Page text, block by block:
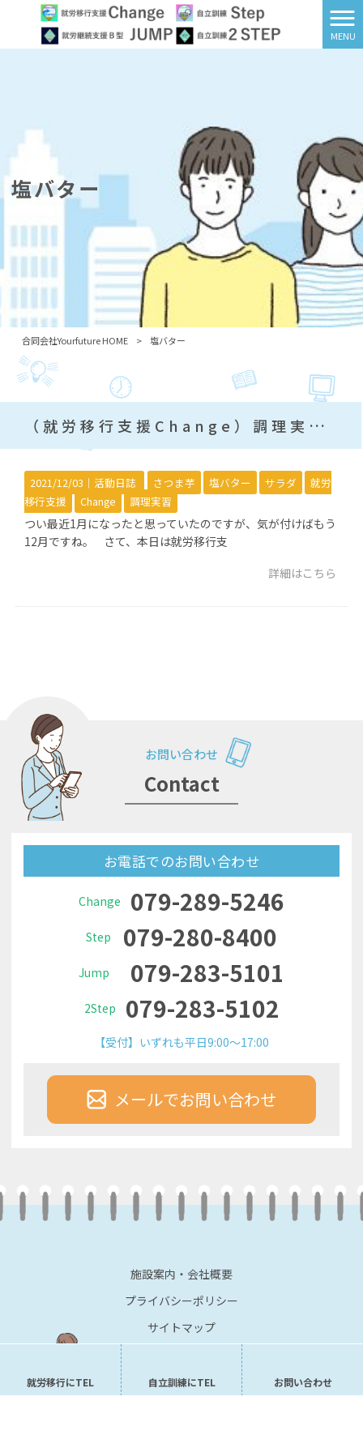
MENU
塩バター
合同会社Yourfuture HOME > 塩バター
（就労移行支援Change）調理実習～さつま芋を使った料理～
2021/12/03｜ 活動日誌 さつま芋 塩バター サラダ
就労
移行支援
Change 調理実習
つい最近1月になったと思っていたのですが、気が付けばもう
12月ですね。 さて、本日は就労移行支
詳細はこちら
お問い合わせ
Contact
お電話でのお問い合わせ
Change 079-289-5246
Step 079-280-8400
Jump 079-283-5101
2Step 079-283-5102
【受付】いずれも平日9:00～17:00
メールでお問い合わせ
施設案内・会社概要
プライバシーポリシー
サイトマップ
就労移行にTEL 自立訓練にTEL お問い合わせ